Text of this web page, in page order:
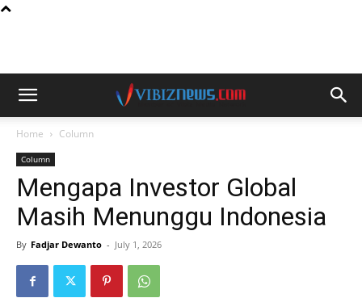
Home Column
Column
Mengapa Investor Global
Masih Menunggu Indonesia
By Fadjar Dewanto - July 1, 2026